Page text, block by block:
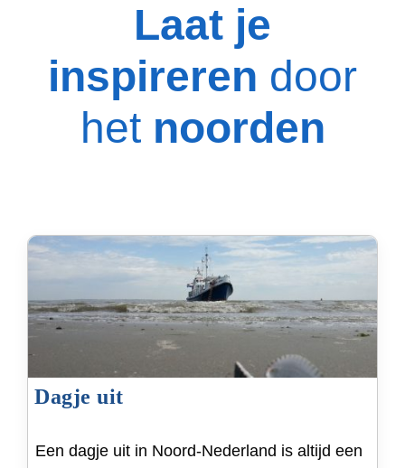
Laat je
inspireren door
het noorden
Dagje uit
Een dagje uit in Noord-Nederland is altijd een